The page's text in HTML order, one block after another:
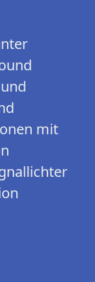
mit